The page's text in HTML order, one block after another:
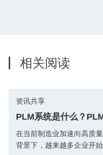
相关阅读
资讯共享
PLM系统是什么？
在当前制造业加速向高质
背景下，越来越多企业开